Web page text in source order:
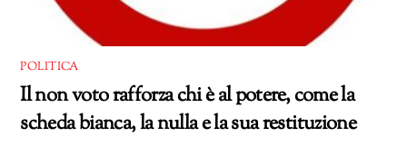
POLITICA
Il non voto rafforza chi è al potere, come la
scheda bianca, la nulla e la sua restituzione